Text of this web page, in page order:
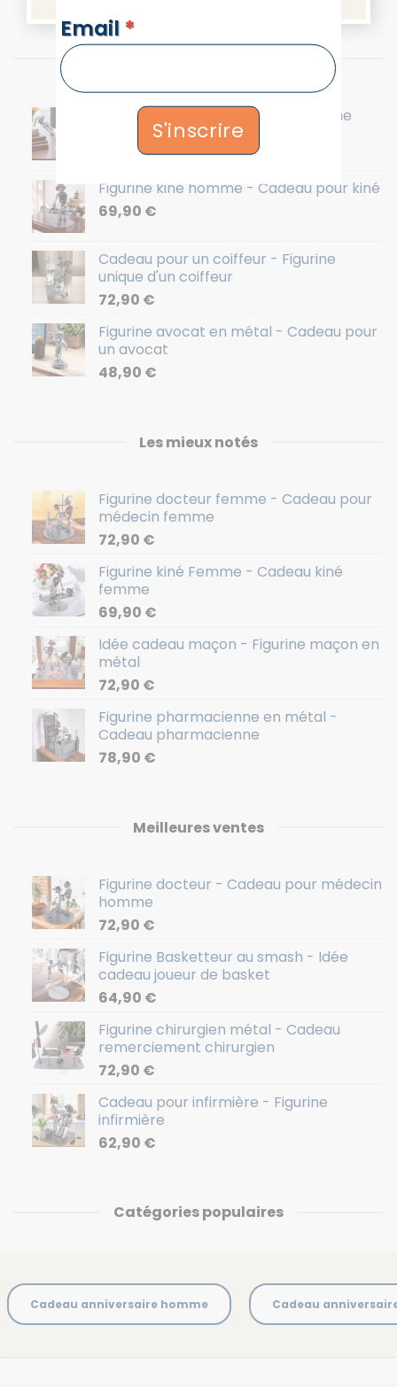
NEWSLETTERS
Email *
S'inscrire
Cadeau pour gynécologue - Figurine
gynécologue
68,90€
Figurine kiné homme - Cadeau pour kiné
69,90 €
Cadeau pour un coiffeur - Figurine
unique d'un coiffeur
72,90 €
Figurine avocat en métal - Cadeau pour
un avocat
48,90 €
Les mieux notés
Figurine docteur femme - Cadeau pour
médecin femme
72,90 €
Figurine kiné Femme - Cadeau kiné
femme
69,90 €
Idée cadeau maçon - Figurine maçon en
métal
72,90 €
Figurine pharmacienne en métal -
Cadeau pharmacienne
78,90 €
Meilleures ventes
Figurine docteur - Cadeau pour médecin
homme
72,90 €
Figurine Basketteur au smash - Idée
cadeau joueur de basket
64,90 €
Figurine chirurgien métal - Cadeau
remerciement chirurgien
72,90 €
Cadeau pour infirmière - Figurine
infirmière
62,90 €
Catégories populaires
Cadeau anniversaire homme Cadeau